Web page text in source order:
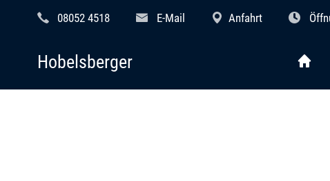
08052 4518 E-Mail Anfahrt
Hobelsberger